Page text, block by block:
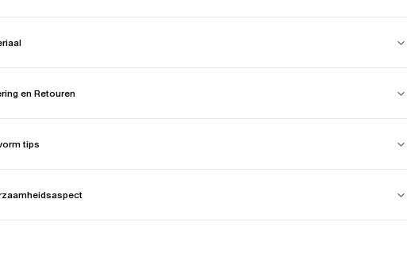
en Retouren
tips